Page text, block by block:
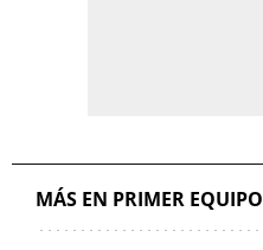
MÁS EN PRIMER EQUIPO